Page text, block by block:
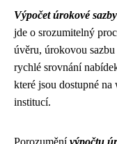
Výpočet úrokové sazby
jde o srozumitelný
úvěru, úrokovou
rychlé srovnání
které jsou dostupné
institucí.
Porozuměnívýpočtu